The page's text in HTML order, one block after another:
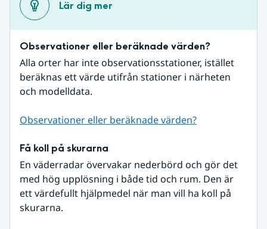
Lär dig mer
Observationer eller beräknade värden?
Alla orter har inte observationsstationer, istället
beräknas ett värde utifrån stationer i närheten
och modelldata.
Observationer eller beräknade värden?
Få koll på skurarna
En väderradar övervakar nederbörd och gör det
med hög upplösning i både tid och rum. Den är
ett värdefullt hjälpmedel när man vill ha koll på
skurarna.